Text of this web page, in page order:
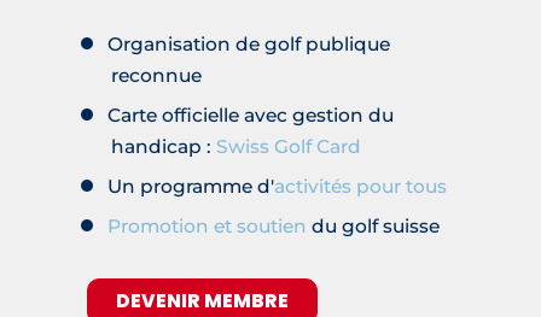
Organisation de golf publique
reconnue
Carte officielle avec gestion du
handicap : Swiss Golf Card
Un programme d'activités pour tous
Promotion et soutien du golf suisse
DEVENIR MEMBRE